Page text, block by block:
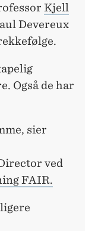
Kjell
Devereux
Også de har
sier
ved
FAIR.